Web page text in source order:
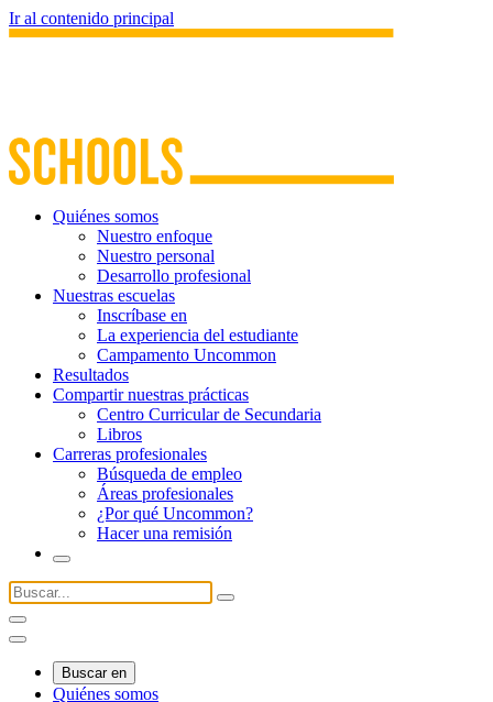
Ir al contenido principal
Quiénes somos
Nuestro enfoque
Nuestro personal
Desarrollo profesional
Nuestras escuelas
Inscríbase en
La experiencia del estudiante
Campamento Uncommon
Resultados
Compartir nuestras prácticas
Centro Curricular de Secundaria
Libros
Carreras profesionales
Búsqueda de empleo
Áreas profesionales
¿Por qué Uncommon?
Hacer una remisión
Buscar en
Quiénes somos